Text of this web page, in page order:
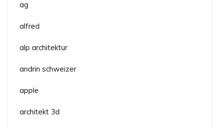
ag
alfred
alp architektur
andrin schweizer
apple
architekt 3d